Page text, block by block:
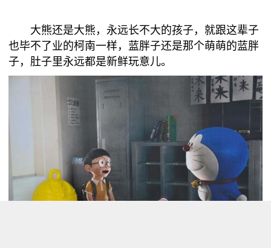
大熊还是大熊，永远长不大的孩子，就跟这辈子
也毕不了业的柯南一样，蓝胖子还是那个萌萌的蓝胖
子，肚子里永远都是新鲜玩意儿。